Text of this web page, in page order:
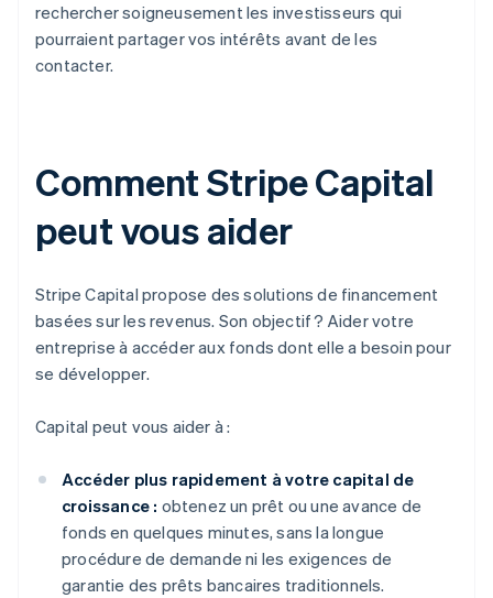
rechercher soigneusement les investisseurs qui
pourraient partager vos intérêts avant de les
contacter.
Comment Stripe Capital
peut vous aider
Stripe Capital propose des solutions de financement
basées sur les revenus. Son objectif ? Aider votre
entreprise à accéder aux fonds dont elle a besoin pour
se développer.
Capital peut vous aider à :
Accéder plus rapidement à votre capital de
croissance : obtenez un prêt ou une avance de
fonds en quelques minutes, sans la longue
procédure de demande ni les exigences de
garantie des prêts bancaires traditionnels.